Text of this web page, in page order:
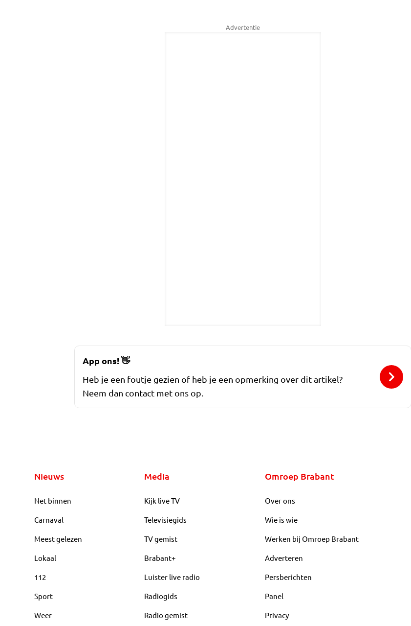
Advertentie
App ons!👋
Heb je een foutje gezien of heb je een opmerking over dit artikel?
Neem dan contact met ons op.
Nieuws
Net binnen
Carnaval
Meest gelezen
Lokaal
112
Sport
Weer
Media
Kijk live TV
Televisiegids
TV gemist
Brabant+
Luister live radio
Radiogids
Radio gemist
Omroep Brabant
Over ons
Wie is wie
Werken bij Omroep Brabant
Adverteren
Persberichten
Panel
Privacy